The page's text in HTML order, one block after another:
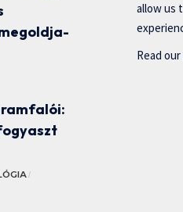
allow us
Read our